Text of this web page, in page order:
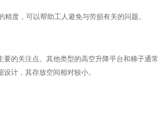
度，可以帮助工人避免与劳损有关的问题。
的关注点。其他类型的高空升降平台和梯子通常
计，其存放空间相对较小。